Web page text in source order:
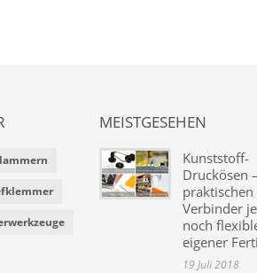
MEISTGESEHEN
Kunststoff-
Druckösen
praktischen
Verbinder
noch
eigener
19 Juli 2018